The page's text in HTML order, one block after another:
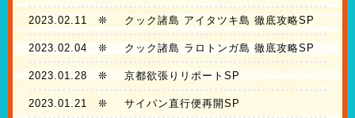
2023.02.11 ❊ クック諸島 アイタツキ島 徹底攻略SP
2023.02.04 ❊ クック諸島 ラロトンガ島 徹底攻略SP
2023.01.28 ❊ 京都欲張りリポートSP
2023.01.21 ❊ サイパン直行便再開SP